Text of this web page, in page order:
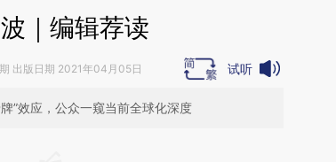
｜编辑荐读
出版日期 2021年04月05日 试听
”效应，公众一窥当前全球化深度